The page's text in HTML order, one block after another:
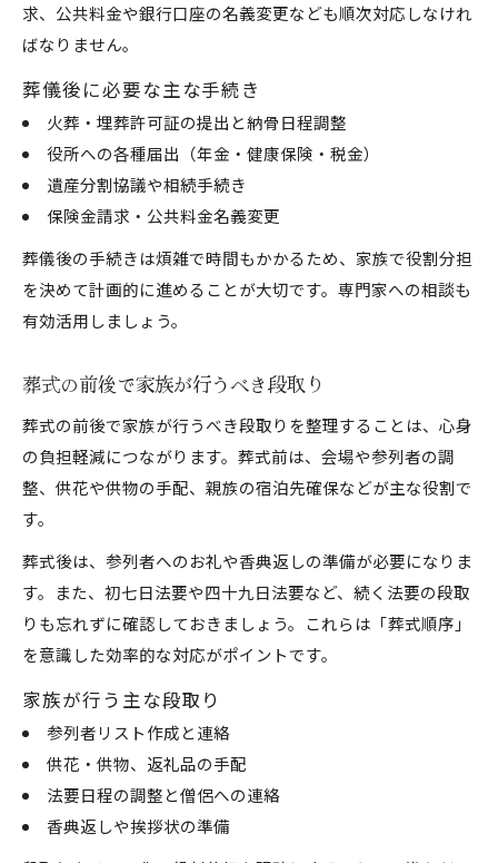
求、公共料金や銀行口座の名義変更なども順次対応しなけれ
ばなりません。
葬儀後に必要な主な手続き
火葬・埋葬許可証の提出と納骨日程調整
役所への各種届出（年金・健康保険・税金）
遺産分割協議や相続手続き
保険金請求・公共料金名義変更
葬儀後の手続きは煩雑で時間もかかるため、家族で役割分担
を決めて計画的に進めることが大切です。専門家への相談も
有効活用しましょう。
葬式の前後で家族が行うべき段取り
葬式の前後で家族が行うべき段取りを整理することは、心身
の負担軽減につながります。葬式前は、会場や参列者の調
整、供花や供物の手配、親族の宿泊先確保などが主な役割で
す。
葬式後は、参列者へのお礼や香典返しの準備が必要になりま
す。また、初七日法要や四十九日法要など、続く法要の段取
りも忘れずに確認しておきましょう。これらは「葬式順序」
を意識した効率的な対応がポイントです。
家族が行う主な段取り
参列者リスト作成と連絡
供花・供物、返礼品の手配
法要日程の調整と僧侶への連絡
香典返しや挨拶状の準備